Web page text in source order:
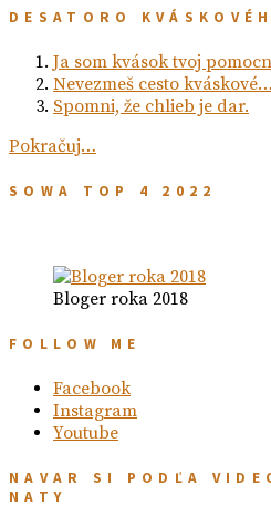
DESATORO
Ja som kvások tvoj
Nevezmeš cesto kváskové…
Spomni, že chlieb je dar.
Pokračuj…
SOWA TOP 4 2022
Bloger roka 2018
FOLLOW ME
Facebook
Instagram
Youtube
NAVAR SI PODĽA
NATY